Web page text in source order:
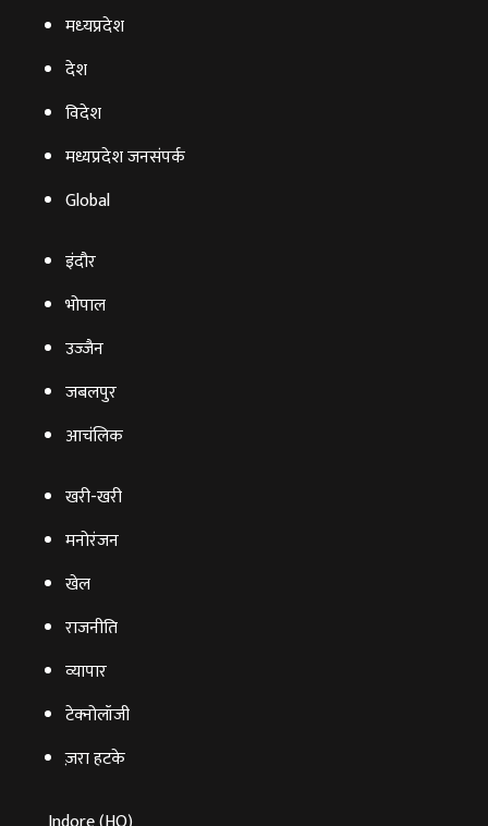
मध्‍यप्रदेश
देश
विदेश
मध्यप्रदेश जनसंपर्क
Global
इंदौर
भोपाल
उज्‍जैन
जबलपुर
आचंलिक
खरी-खरी
मनोरंजन
खेल
राजनीति
व्‍यापार
टेक्‍नोलॉजी
ज़रा हटके